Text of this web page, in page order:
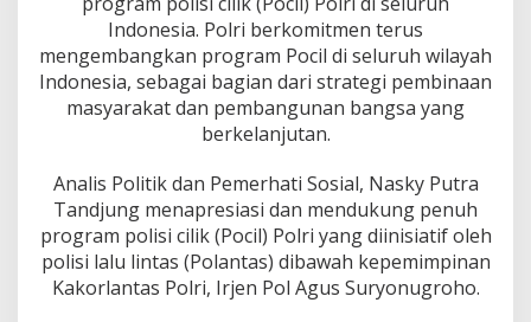
K
m
b
a
n
a
n
P
o
l
i
Indonesia. Polri berkomitmen terus
mengembangkan program Pocil di seluruh wilayah
Indonesia, sebagai bagian dari strategi pembinaan
masyarakat dan pembangunan bangsa yang
berkelanjutan.
Analis Politik dan Pemerhati Sosial, Nasky Putra
Tandjung menapresiasi dan mendukung penuh
program polisi cilik (Pocil) Polri yang diinisiatif oleh
polisi lalu lintas (Polantas) dibawah kepemimpinan
Kakorlantas Polri, Irjen Pol Agus Suryonugroho.